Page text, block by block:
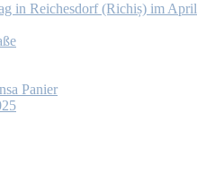
in Rei­ches­dorf (Ri­chiș) im April
Pa­nier